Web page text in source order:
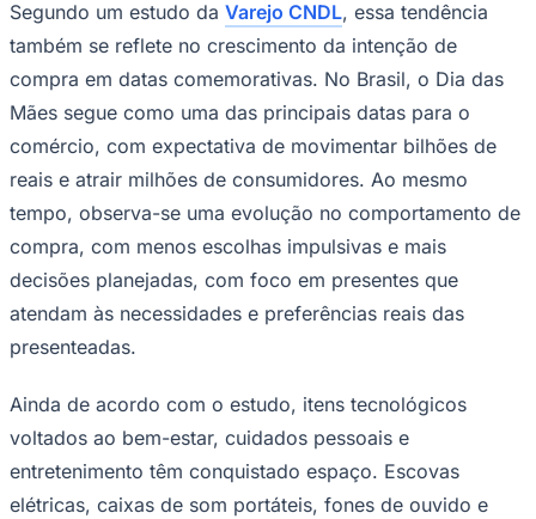
Segundo um estudo da Varejo CNDL, essa tendência
também se reflete no crescimento da intenção de
compra em datas comemorativas. No Brasil, o Dia das
Mães segue como uma das principais datas para o
comércio, com expectativa de movimentar bilhões de
reais e atrair milhões de consumidores. Ao mesmo
tempo, observa-se uma evolução no comportamento de
compra, com menos escolhas impulsivas e mais
decisões planejadas, com foco em presentes que
atendam às necessidades e preferências reais das
presenteadas.
Ainda de acordo com o estudo, itens tecnológicos
voltados ao bem-estar, cuidados pessoais e
entretenimento têm conquistado espaço. Escovas
elétricas, caixas de som portáteis, fones de ouvido e